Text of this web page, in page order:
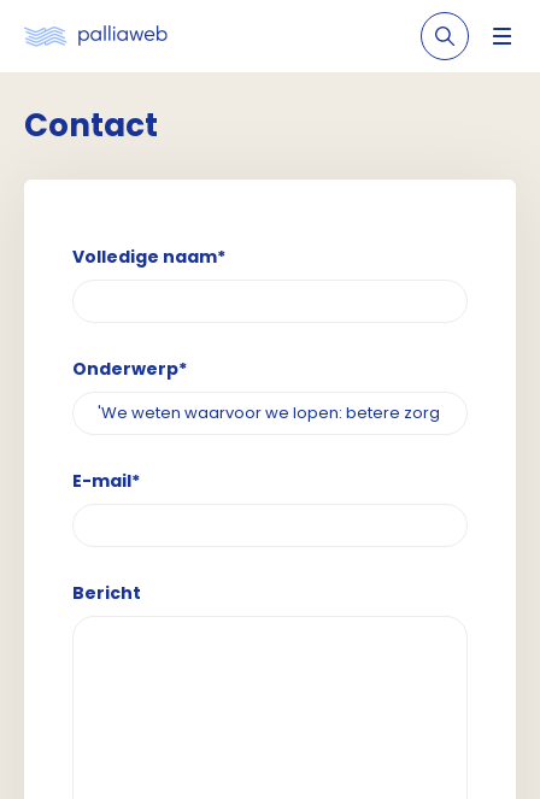
Contact
Volledige naam*
Onderwerp*
E-mail*
Bericht